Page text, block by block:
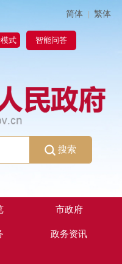
简体 | 繁体
式 智能问答
搜索
市政府
政务资讯